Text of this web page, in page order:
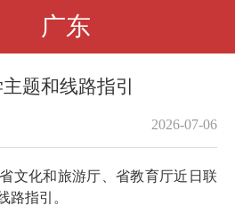
广东
题和线路指引
2026-07-06
化和旅游厅、省教育厅近日联
路指引。